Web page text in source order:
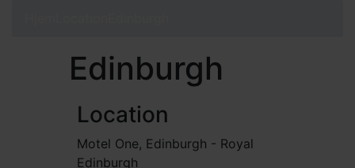
Edinburgh
Location
Motel One, Edinburgh - Royal
Edinburgh